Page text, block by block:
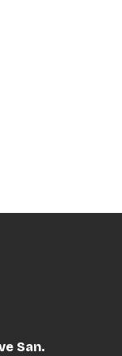
San.